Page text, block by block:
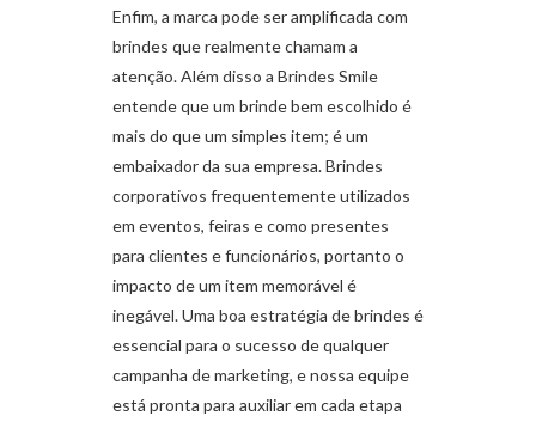
Enfim, a marca pode ser amplificada com
brindes que realmente chamam a
atenção. Além disso a Brindes Smile
entende que um brinde bem escolhido é
mais do que um simples item; é um
embaixador da sua empresa. Brindes
corporativos frequentemente utilizados
em eventos, feiras e como presentes
para clientes e funcionários, portanto o
impacto de um item memorável é
inegável. Uma boa estratégia de brindes é
essencial para o sucesso de qualquer
campanha de marketing, e nossa equipe
está pronta para auxiliar em cada etapa